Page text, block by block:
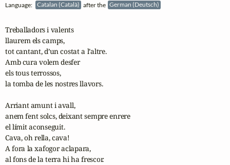
Language: Catalan (Català) after the German (Deutsch)
Treballadors i valents
llaurem els camps,
tot cantant, d’un costat a l’altre.
Amb cura volem desfer
els tous terrossos,
la tomba de les nostres llavors.
Arriant amunt i avall,
anem fent solcs, deixant sempre enrere
el límit aconseguit.
Cava, oh rella, cava!
A fora la xafogor aclapara,
al fons de la terra hi ha frescor.